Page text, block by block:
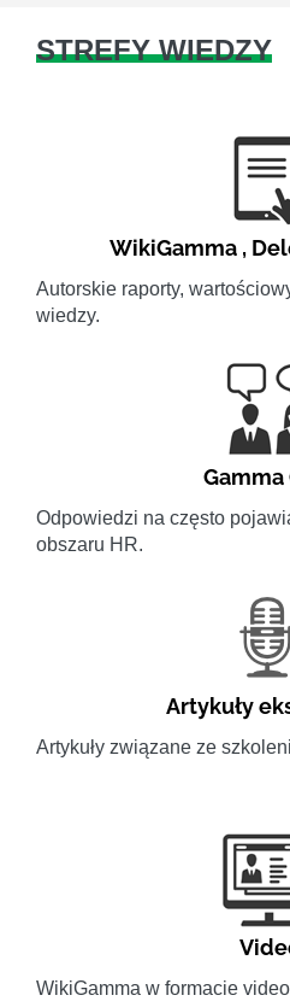
STREFY WIEDZY
WikiGamma ,
Autorskie raporty,
wiedzy.
Gamma
Odpowiedzi na często
obszaru HR.
Artykuły
Artykuły związane ze
WikiGamma w formacie